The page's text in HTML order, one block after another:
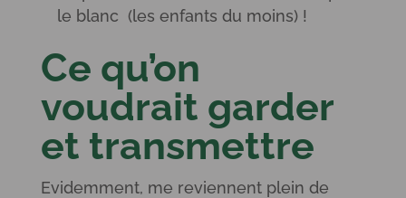
le blanc (les enfants du moins) !
Ce qu’on
voudrait garder
et transmettre
Evidemment, me reviennent plein de